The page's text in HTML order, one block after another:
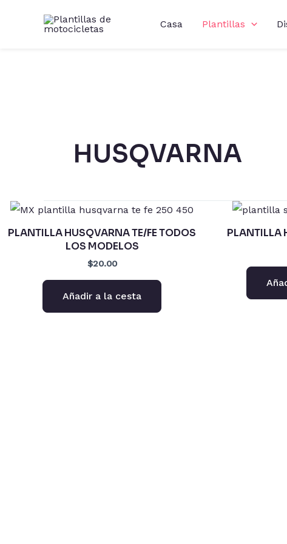
Casa Plantillas
HUSQVARNA
PLANTILLA HUSQVARNA TE/FE TODOS
LOS MODELOS
$20.00
Añadir a la cesta
PLANTILLA